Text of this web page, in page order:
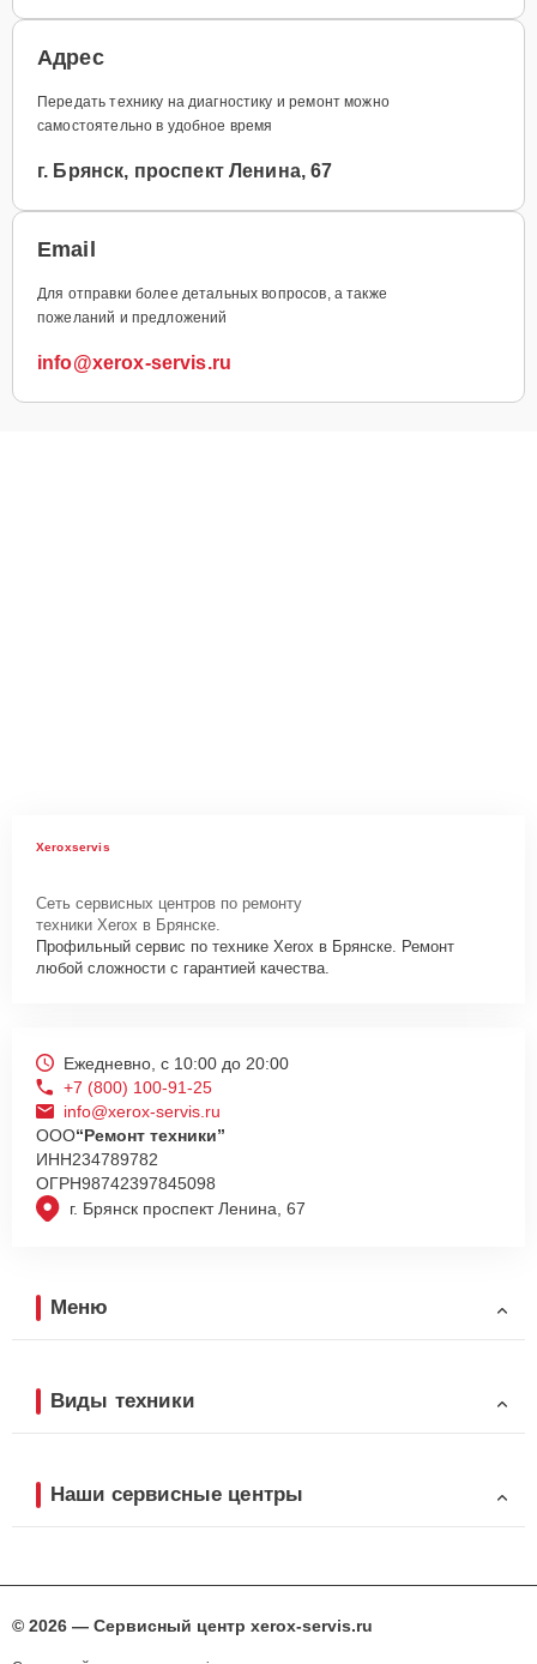
Адрес
Передать технику на диагностику и ремонт можно
самостоятельно в удобное время
г. Брянск, проспект Ленина, 67
Email
Для отправки более детальных вопросов, а также
пожеланий и предложений
info@xerox-servis.ru
Xeroxservis
Сеть сервисных центров по ремонту
техники Xerox в Брянске.
Профильный сервис по технике Xerox в Брянске. Ремонт
любой сложности с гарантией качества.
г. Брянск проспект Ленина, 67
Ежедневно, с 10:00 до 20:00
+7 (800) 100-91-25
info@xerox-servis.ru
ООО“Ремонт техники”
ИНН234789782
ОГРН98742397845098
Меню
Виды техники
Наши сервисные центры
© 2026 — Сервисный центр xerox-servis.ru